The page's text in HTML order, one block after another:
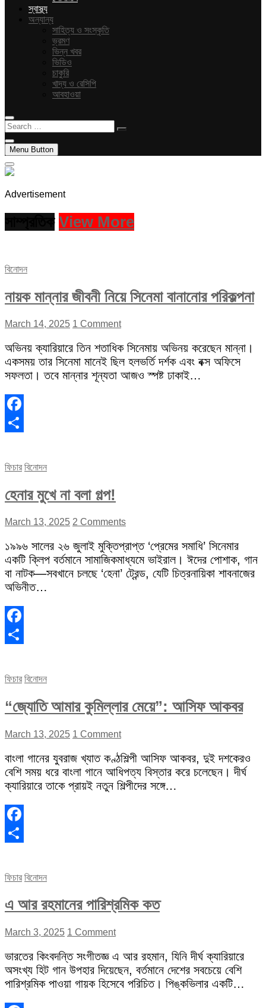
স্বাস্থ্য
অন্যান্য
সাহিত্য ও সংস্কৃতি
ভ্রমণ
ভিন্ন খবর
ভিডিও
চাকুরি
খাদ্য ও রেসিপি
আবহাওয়া
Search
…
Menu Button
Advertisement
View More
বিনোদন
নায়ক মান্নার জীবনী নিয়ে সিনেমা বানানোর পরিকল্পনা
March 14, 2025 1 Comment
অভিনয় ক্যারিয়ারে তিন শতাধিক সিনেমায় অভিনয় করেছেন মান্না।
একসময় তার সিনেমা মানেই ছিল হলভর্তি দর্শক এবং বক্স অফিসে
সফলতা। তবে মান্নার শূন্যতা আজও স্পষ্ট ঢাকাই…
Facebook
ফিচার বিনোদন
হেনার মুখে না বলা গল্প!
March 13, 2025 2 Comments
১৯৯৬ সালের ২৬ জুলাই মুক্তিপ্রাপ্ত ‘প্রেমের সমাধি’ সিনেমার
একটি ক্লিপ বর্তমানে সামাজিকমাধ্যমে ভাইরাল। ঈদের পোশাক, গান
বা নাটক—সবখানে চলছে ‘হেনা’ ট্রেন্ড, যেটি চিত্রনায়িকা শাবনাজের
অভিনীত…
Facebook
ফিচার বিনোদন
“জ্যোতি আমার কুমিল্লার মেয়ে”: আসিফ আকবর
March 13, 2025 1 Comment
বাংলা গানের যুবরাজ খ্যাত কণ্ঠশিল্পী আসিফ আকবর, দুই দশকেরও
বেশি সময় ধরে বাংলা গানে আধিপত্য বিস্তার করে চলেছেন। দীর্ঘ
ক্যারিয়ারে তাকে প্রায়ই নতুন শিল্পীদের সঙ্গে…
Facebook
ফিচার বিনোদন
এ আর রহমানের পারিশ্রমিক কত
March 3, 2025 1 Comment
ভারতের কিংবদন্তি সংগীতজ্ঞ এ আর রহমান, যিনি দীর্ঘ ক্যারিয়ারে
অসংখ্য হিট গান উপহার দিয়েছেন, বর্তমানে দেশের সবচেয়ে বেশি
পারিশ্রমিক পাওয়া গায়ক হিসেবে পরিচিত। পিঙ্কভিলার একটি…